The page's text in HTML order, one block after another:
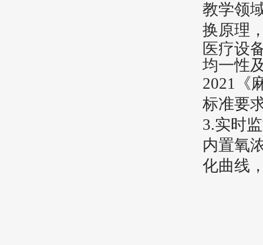
教学领
换原理
医疗设
均一性
2021《
标准要
3.实时
内置氧
化曲线